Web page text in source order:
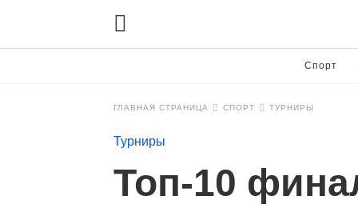
Спорт
ГЛАВНАЯ СТРАНИЦА СПОРТ ТУРНИРЫ
Турниры
Топ-10